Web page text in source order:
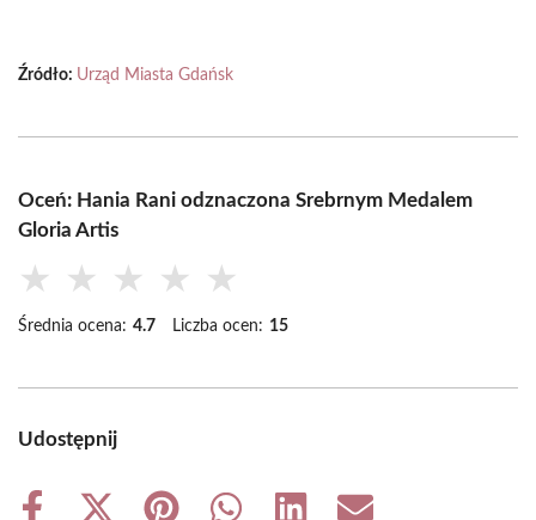
Źródło: Urząd Miasta Gdańsk
Oceń: Hania Rani odznaczona Srebrnym Medalem
Gloria Artis
★ ★ ★ ★ ★
Średnia ocena: 4.7 Liczba ocen: 15
Udostępnij
Share
Share
Share
Share
Share
Share